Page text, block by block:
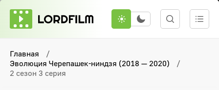
Главная
Эволюция Черепашек-ниндзя (2018 — 2020)
2 сезон 3 серия